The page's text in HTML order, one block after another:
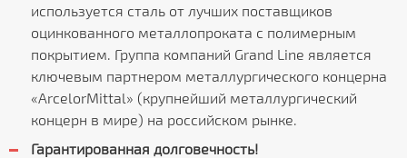
используется сталь от лучших поставщиков
оцинкованного металлопроката с полимерным
покрытием. Группа компаний Grand Line является
ключевым партнером металлургического концерна
«ArcelorMittal» (крупнейший металлургический
концерн в мире) на российском рынке.
Гарантированная долговечность!